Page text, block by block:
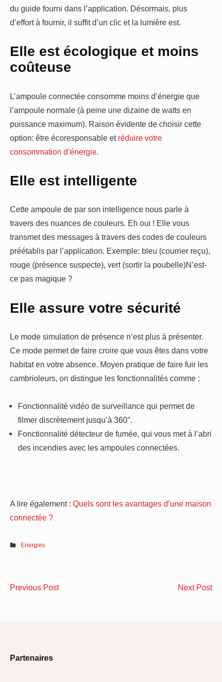
du guide fourni dans l’application. Désormais, plus
d’effort à fournir, il suffit d’un clic et la lumière est.
Elle est écologique et moins
coûteuse
L’ampoule connectée consomme moins d’énergie que
l’ampoule normale (à peine une dizaine de watts en
puissance maximum). Raison évidente de choisir cette
option: être écoresponsable et réduire votre
consommation d’énergie.
Elle est intelligente
Cette ampoule de par son intelligence nous parle à
travers des nuances de couleurs. Eh oui ! Elle vous
transmet des messages à travers des codes de couleurs
préétablis par l’application. Exemple: bleu (courrier reçu),
rouge (présence suspecte), vert (sortir la poubelle)N’est-
ce pas magique ?
Elle assure votre sécurité
Le mode simulation de présence n’est plus à présenter.
Ce mode permet de faire croire que vous êtes dans votre
habitat en votre absence. Moyen pratique de faire fuir les
cambrioleurs, on distingue les fonctionnalités comme :
Fonctionnalité vidéo de surveillance qui permet de
filmer discrètement jusqu’à 360°.
Fonctionnalité détecteur de fumée, qui vous met à l’abri
des incendies avec les ampoules connectées.
A lire également : Quels sont les avantages d’une maison
connectée ?
Energies
Navigation
Previous Post5
Next Post
Partenaires